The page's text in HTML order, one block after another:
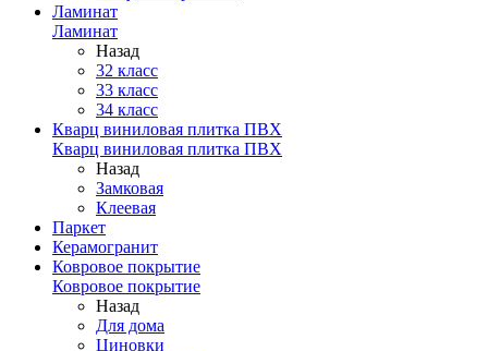
Ламинат
Ламинат
Назад
32 класс
33 класс
34 класс
Кварц виниловая плитка ПВХ
Кварц виниловая плитка ПВХ
Назад
Замковая
Клеевая
Паркет
Керамогранит
Ковровое покрытие
Ковровое покрытие
Назад
Для дома
Циновки